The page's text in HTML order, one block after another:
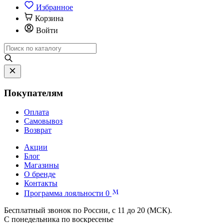
Избранное
Корзина
Войти
Покупателям
Оплата
Самовывоз
Возврат
Акции
Блог
Магазины
О бренде
Контакты
Программа лояльности 0
Бесплатный звонок по России, с 11 до 20 (МСК).
С понедельника по воскресенье